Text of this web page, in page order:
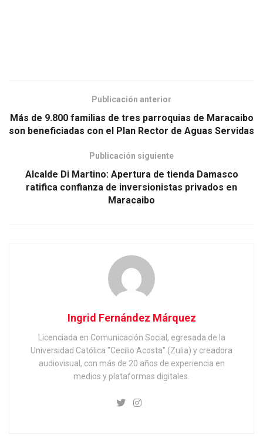
Publicación anterior
Más de 9.800 familias de tres parroquias de Maracaibo
son beneficiadas con el Plan Rector de Aguas Servidas
Publicación siguiente
Alcalde Di Martino: Apertura de tienda Damasco
ratifica confianza de inversionistas privados en
Maracaibo
Ingrid Fernández Márquez
Licenciada en Comunicación Social, egresada de la
Universidad Católica "Cecilio Acosta" (Zulia) y creadora
audiovisual, con más de 20 años de experiencia en
medios y plataformas digitales.